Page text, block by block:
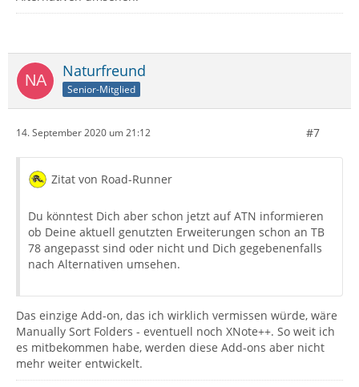
Naturfreund
Senior-Mitglied
14. September 2020 um 21:12 #7
Zitat von Road-Runner
Du könntest Dich aber schon jetzt auf ATN informieren
ob Deine aktuell genutzten Erweiterungen schon an TB
78 angepasst sind oder nicht und Dich gegebenenfalls
nach Alternativen umsehen.
Das einzige Add-on, das ich wirklich vermissen würde, wäre
Manually Sort Folders - eventuell noch XNote++. So weit ich
es mitbekommen habe, werden diese Add-ons aber nicht
mehr weiter entwickelt.